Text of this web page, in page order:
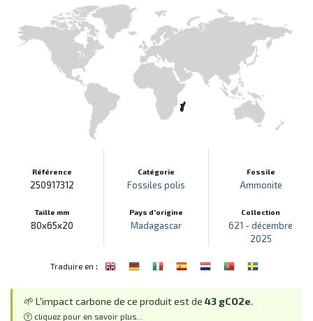
Référence
250917312
Taille mm
80x65x20
Catégorie
Fossiles polis
Pays d'origine
Madagascar
Fossile
Ammonite
Collection
621 - décembre
2025
Traduire en :
🌱 L'impact carbone de ce produit est de 43 gCO2e.
cliquez pour en savoir plus...